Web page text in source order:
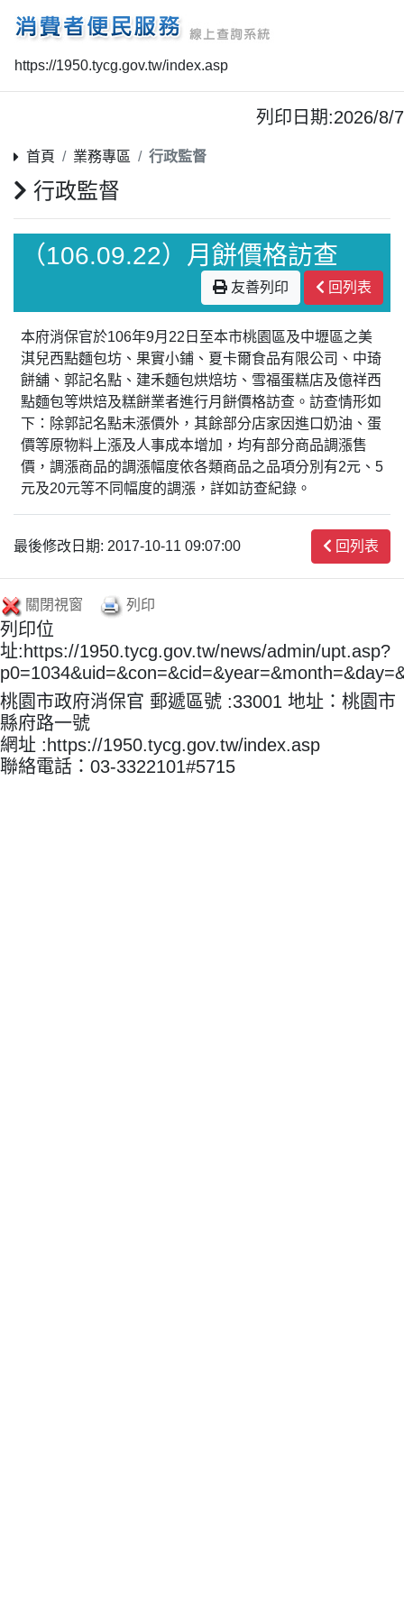
https://1950.tycg.gov.tw/index.asp
列印日期:2026/8/7
首頁 業務專區 行政監督
行政監督
（106.09.22）月餅價格訪查
友善列印 回列表
本府消保官於106年9月22日至本市桃園區及中壢區之美
淇兒西點麵包坊、果實小鋪、夏卡爾食品有限公司、中琦
餅舖、郭記名點、建禾麵包烘焙坊、雪福蛋糕店及億祥西
點麵包等烘焙及糕餅業者進行月餅價格訪查。訪查情形如
下：除郭記名點未漲價外，其餘部分店家因進口奶油、蛋
價等原物料上漲及人事成本增加，均有部分商品調漲售
價，調漲商品的調漲幅度依各類商品之品項分別有2元、5
元及20元等不同幅度的調漲，詳如訪查紀錄。
最後修改日期: 2017-10-11 09:07:00 回列表
關閉視窗 列印
列印位
址:https://1950.tycg.gov.tw/news/admin/upt.asp?
桃園市政府消保官 郵遞區號 :33001 地址：桃園市
縣府路一號
網址 :https://1950.tycg.gov.tw/index.asp
聯絡電話：03-3322101#5715